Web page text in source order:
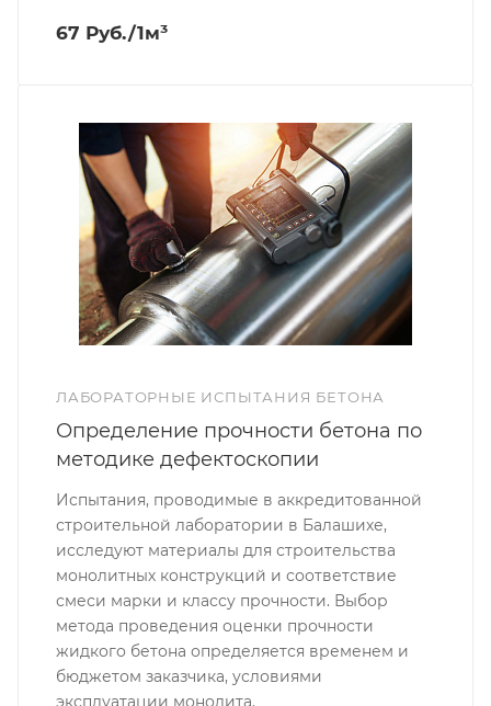
67 Руб./1м³
ЛАБОРАТОРНЫЕ ИСПЫТАНИЯ БЕТОНА
Определение прочности бетона по
методике дефектоскопии
Испытания, проводимые в аккредитованной
строительной лаборатории в Балашихе,
исследуют материалы для строительства
монолитных конструкций и соответствие
смеси марки и классу прочности. Выбор
метода проведения оценки прочности
жидкого бетона определяется временем и
бюджетом заказчика, условиями
эксплуатации монолита.